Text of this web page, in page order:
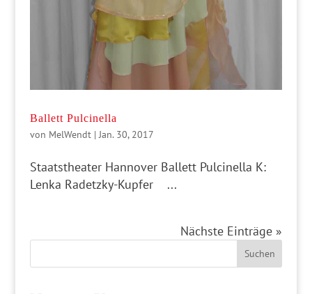
Ballett Pulcinella
von MelWendt|Jan. 30, 2017
Staatstheater Hannover Ballett Pulcinella K:
Lenka Radetzky-Kupfer ...
Nächste Einträge »